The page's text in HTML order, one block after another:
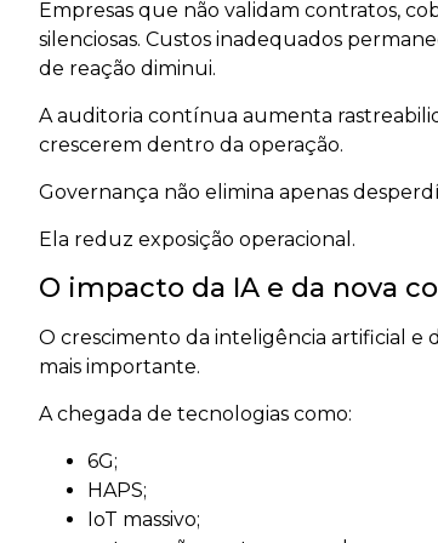
Empresas que não validam contratos,
silenciosas. Custos inadequados
de reação diminui.
A auditoria contínua aumenta
crescerem dentro da operação.
Governança não elimina apenas
Ela reduz exposição operacional.
O impacto da IA e da nova
O crescimento da inteligência artificial e
mais importante.
A chegada de tecnologias como:
6G;
HAPS;
IoT massivo;